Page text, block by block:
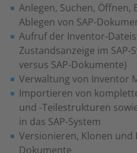
Anlegen, Suchen, Öffnen,
Ablegen von SAP-
Aufruf der Inventor-
Zustandsanzeige im SAP-
versus SAP-Dokumente)
Verwaltung von Inventor
Importieren von
und -Teilestrukturen
in das SAP-System
Versionieren, Klonen und
Dokumente